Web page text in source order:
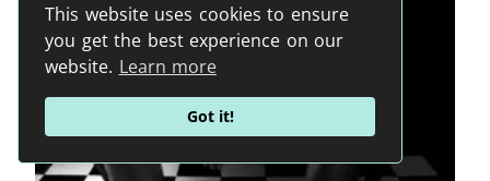
This website uses cookies to ensure
you get the best experience on our
website. Learn more
Got it!